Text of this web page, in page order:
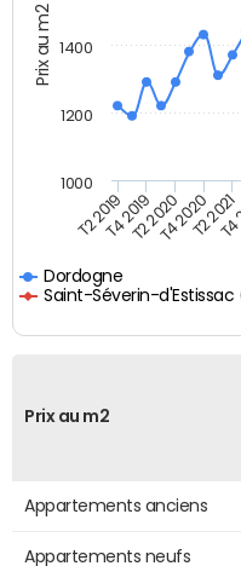
Prix au m2
Dordogne
Saint-Séverin-d'Estissac
T2 2019T4 2019T2 2020T4 2020T2 2021
1000
1200
1400
Prix au m2
Appartements anciens
Appartements neufs